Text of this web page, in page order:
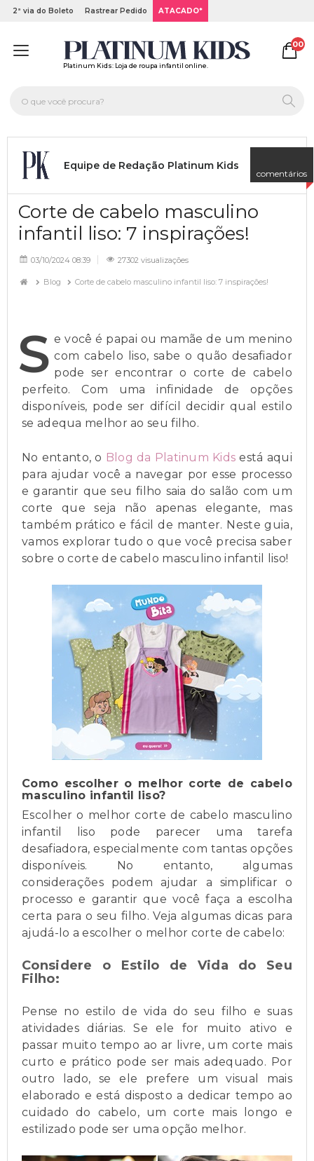
2ª via do Boleto Rastrear Pedido ATACADO*
Platinum Kids: Loja de roupa infantil online.
00
Equipe de Redação Platinum Kids
comentários
Corte de cabelo masculino
infantil liso: 7 inspirações!
03/10/2024 08:39 27302 visualizações
Blog Corte de cabelo masculino infantil liso: 7 inspirações!
S e você é papai ou mamãe de um menino
com cabelo liso, sabe o quão desafiador
pode ser encontrar o corte de cabelo
perfeito. Com uma infinidade de opções
disponíveis, pode ser difícil decidir qual estilo
se adequa melhor ao seu filho.
No entanto, o Blog da Platinum Kids está aqui
para ajudar você a navegar por esse processo
e garantir que seu filho saia do salão com um
corte que seja não apenas elegante, mas
também prático e fácil de manter. Neste guia,
vamos explorar tudo o que você precisa saber
sobre o corte de cabelo masculino infantil liso!
Como escolher o melhor corte de cabelo
masculino infantil liso?
Escolher o melhor corte de cabelo masculino
infantil liso pode parecer uma tarefa
desafiadora, especialmente com tantas opções
disponíveis. No entanto, algumas
considerações podem ajudar a simplificar o
processo e garantir que você faça a escolha
certa para o seu filho. Veja algumas dicas para
ajudá-lo a escolher o melhor corte de cabelo:
Considere o Estilo de Vida do Seu
Filho:
Pense no estilo de vida do seu filho e suas
atividades diárias. Se ele for muito ativo e
passar muito tempo ao ar livre, um corte mais
curto e prático pode ser mais adequado. Por
outro lado, se ele prefere um visual mais
elaborado e está disposto a dedicar tempo ao
cuidado do cabelo, um corte mais longo e
estilizado pode ser uma opção melhor.